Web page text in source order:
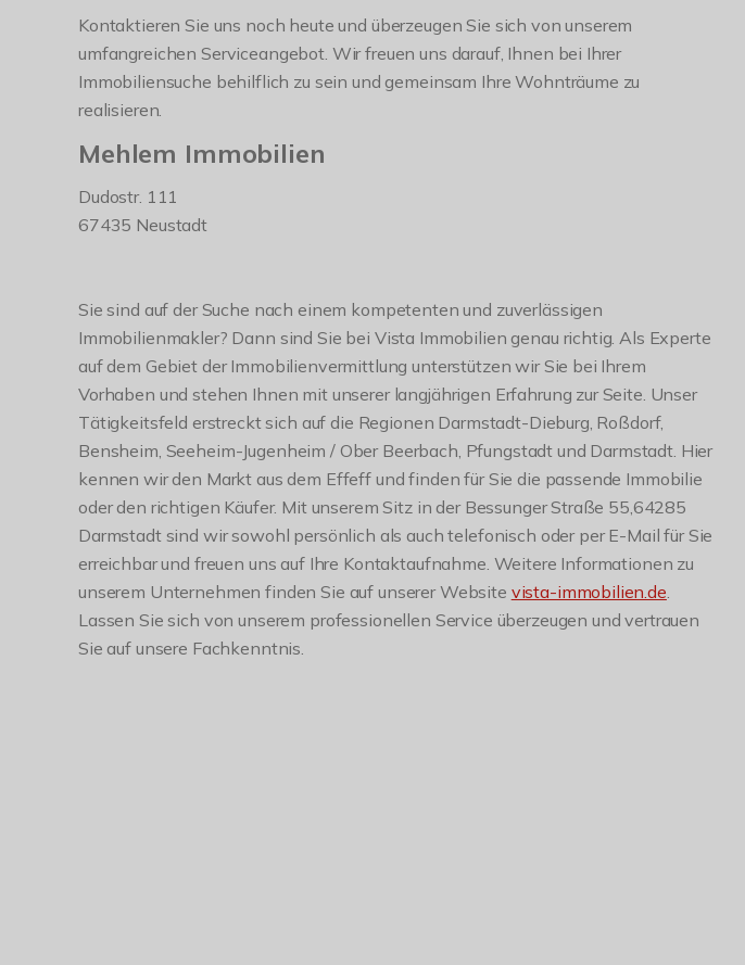
Kontaktieren Sie uns noch heute und überzeugen Sie sich von unserem
umfangreichen Serviceangebot. Wir freuen uns darauf, Ihnen bei Ihrer
Immobiliensuche behilflich zu sein und gemeinsam Ihre Wohnträume zu
realisieren.
Mehlem Immobilien
Dudostr. 111
67435 Neustadt
Sie sind auf der Suche nach einem kompetenten und zuverlässigen
Immobilienmakler? Dann sind Sie bei Vista Immobilien genau richtig. Als Experte
auf dem Gebiet der Immobilienvermittlung unterstützen wir Sie bei Ihrem
Vorhaben und stehen Ihnen mit unserer langjährigen Erfahrung zur Seite. Unser
Tätigkeitsfeld erstreckt sich auf die Regionen Darmstadt-Dieburg, Roßdorf,
Bensheim, Seeheim-Jugenheim / Ober Beerbach, Pfungstadt und Darmstadt. Hier
kennen wir den Markt aus dem Effeff und finden für Sie die passende Immobilie
oder den richtigen Käufer. Mit unserem Sitz in der Bessunger Straße 55,64285
Darmstadt sind wir sowohl persönlich als auch telefonisch oder per E-Mail für Sie
erreichbar und freuen uns auf Ihre Kontaktaufnahme. Weitere Informationen zu
unserem Unternehmen finden Sie auf unserer Website vista-immobilien.de.
Lassen Sie sich von unserem professionellen Service überzeugen und vertrauen
Sie auf unsere Fachkenntnis.